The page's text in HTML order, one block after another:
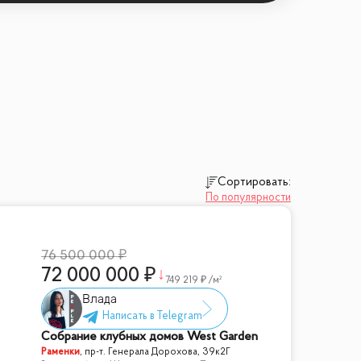
на центр Москвы — отличное
Сортировать:
По популярности
76 500 000
72 000 000 749 219 /м²
Влада
Собрание клубных домов West Garden
Раменки, пр-т. Генерала Дорохова, 39к2Г